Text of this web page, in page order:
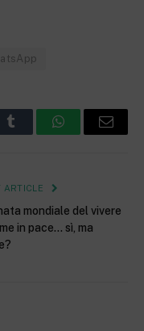
Tumblr WhatsAppEmail
ARTICLE
mondiale del vivere
in pace… sì, ma